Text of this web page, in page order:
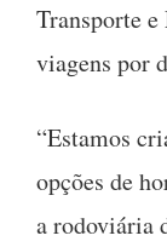
Transporte
viagens por
“Estamos
opções de
a rodoviária